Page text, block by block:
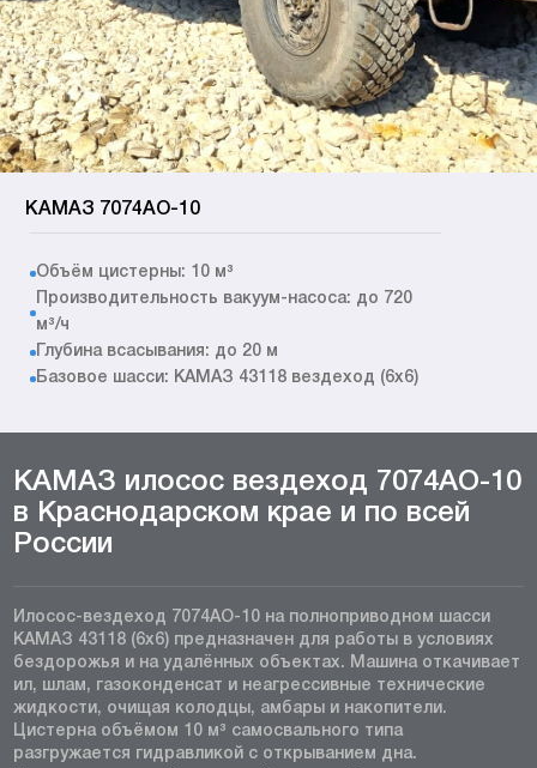
КАМАЗ 7074АО-10
Объём цистерны: 10 м³
Производительность вакуум-насоса: до 720
м³/ч
Глубина всасывания: до 20 м
Базовое шасси: КАМАЗ 43118 вездеход (6x6)
КАМАЗ илосос вездеход 7074АО-10
в Краснодарском крае и по всей
России
Илосос-вездеход 7074АО-10 на полноприводном шасси
КАМАЗ 43118 (6x6) предназначен для работы в условиях
бездорожья и на удалённых объектах. Машина откачивает
ил, шлам, газоконденсат и неагрессивные технические
жидкости, очищая колодцы, амбары и накопители.
Цистерна объёмом 10 м³ самосвального типа
разгружается гидравликой с открыванием дна.